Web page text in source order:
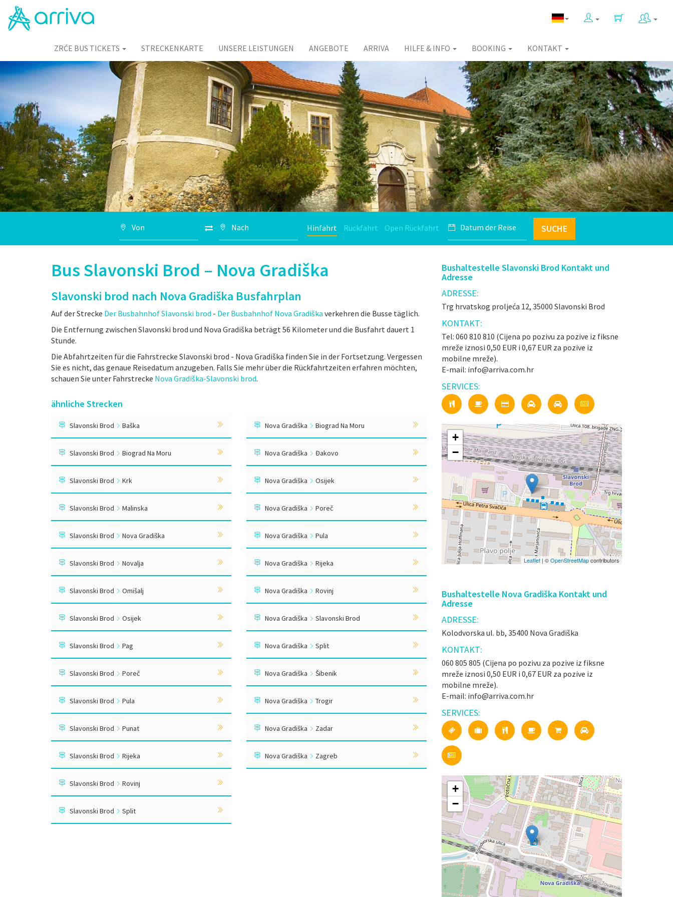
ZRĆE BUS TICKETS STRECKENKARTE UNSERE LEISTUNGEN ANGEBOTE ARRIVA HILFE & INFO BOOKING KONTAKT
Hinfahrt Rückfahrt Open Rückfahrt SUCHE
Bus Slavonski Brod – Nova Gradiška
Slavonski brod nach Nova Gradiška Busfahrplan
Auf der Strecke Der Busbahnhof Slavonski brod - Der Busbahnhof Nova Gradiška verkehren die Busse täglich.
Die Entfernung zwischen Slavonski brod und Nova Gradiška beträgt 56 Kilometer und die Busfahrt dauert 1
Stunde.
Die Abfahrtzeiten für die Fahrstrecke Slavonski brod - Nova Gradiška finden Sie in der Fortsetzung. Vergessen
Sie es nicht, das genaue Reisedatum anzugeben. Falls Sie mehr über die Rückfahrtzeiten erfahren möchten,
schauen Sie unter Fahrstrecke Nova Gradiška-Slavonski brod.
ähnliche Strecken
Slavonski Brod Baška
Slavonski Brod Biograd Na Moru
Slavonski Brod Krk
Slavonski Brod Malinska
Slavonski Brod Nova Gradiška
Slavonski Brod Novalja
Slavonski Brod Omišalj
Slavonski Brod Osijek
Slavonski Brod Pag
Slavonski Brod Poreč
Slavonski Brod Pula
Slavonski Brod Punat
Slavonski Brod Rijeka
Slavonski Brod Rovinj
Slavonski Brod Split
Nova Gradiška Biograd Na Moru
Nova Gradiška Đakovo
Nova Gradiška Osijek
Nova Gradiška Poreč
Nova Gradiška Pula
Nova Gradiška Rijeka
Nova Gradiška Rovinj
Nova Gradiška Slavonski Brod
Nova Gradiška Split
Nova Gradiška Šibenik
Nova Gradiška Trogir
Nova Gradiška Zadar
Nova Gradiška Zagreb
Bushaltestelle Slavonski Brod Kontakt und
Adresse
ADRESSE:
Trg hrvatskog proljeća 12, 35000 Slavonski Brod
KONTAKT:
Tel: 060 810 810 (Cijena po pozivu za pozive iz fiksne
mreže iznosi 0,50 EUR i 0,67 EUR za pozive iz
mobilne mreže).
E-mail: info@arriva.com.hr
SERVICES:
+
−
Leaflet | ©OpenStreetMapcontributors
Bushaltestelle Nova Gradiška Kontakt und
Adresse
ADRESSE:
Kolodvorska ul. bb, 35400 Nova Gradiška
KONTAKT:
060 805 805 (Cijena po pozivu za pozive iz fiksne
mreže iznosi 0,50 EUR i 0,67 EUR za pozive iz
mobilne mreže).
E-mail: info@arriva.com.hr
SERVICES:
+
−